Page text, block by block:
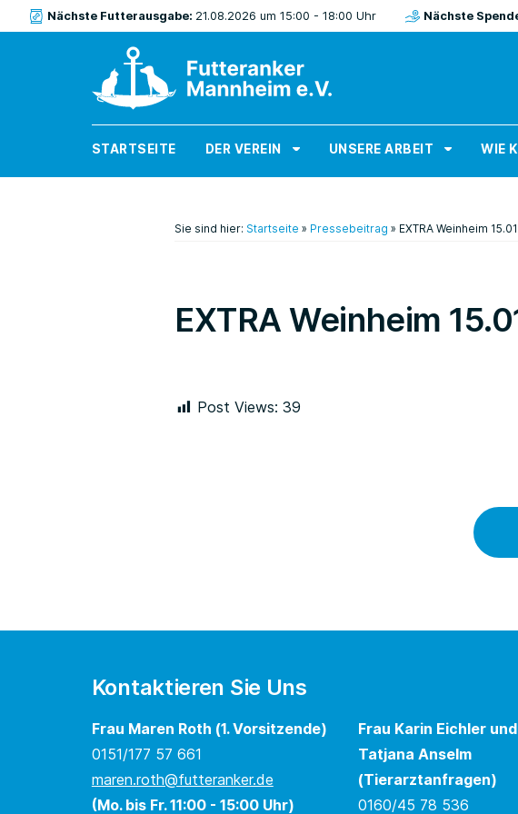
Nächste Futterausgabe: 21.08.2026 um 15:00 - 18:00 Uhr Nächste
STARTSEITE DER VEREIN UNSERE ARBEIT WIE
Sie sind hier: Startseite » Pressebeitrag » EXTRA Weinheim
EXTRA Weinheim
Post Views: 39
Kontaktieren Sie Uns
Frau Maren Roth (1. Vorsitzende)
0151/177 57 661
maren.roth@futteranker.de
(Mo. bis Fr. 11:00 - 15:00 Uhr)
Frau Karin Eichler
Tatjana Anselm
(Tierarztanfragen)
0160/45 78 536